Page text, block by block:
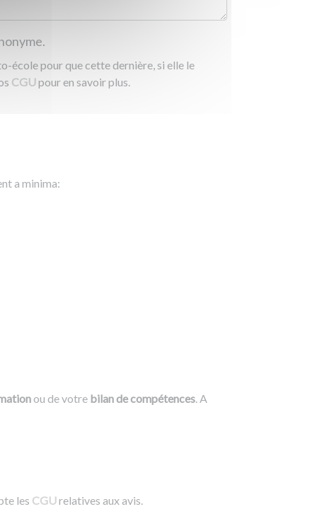
école pour que cette dernière, si elle le
CGUpour en savoir plus.
a minima:
ou de votre bilan de compétences. A
les CGUrelatives aux avis.